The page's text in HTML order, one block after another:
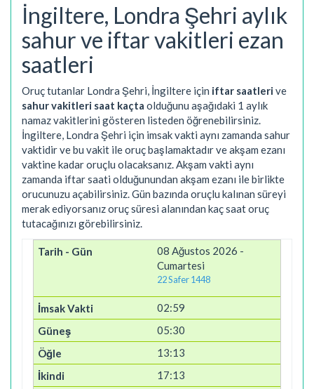
İngiltere, Londra Şehri aylık
sahur ve iftar vakitleri ezan
saatleri
Oruç tutanlar Londra Şehri, İngiltere için iftar saatlerive
sahur vakitleri saat kaçta olduğunu aşağıdaki 1 aylık
namaz vakitlerini gösteren listeden öğrenebilirsiniz.
İngiltere, Londra Şehri için imsak vakti aynı zamanda sahur
vaktidir ve bu vakit ile oruç başlamaktadır ve akşam ezanı
vaktine kadar oruçlu olacaksanız. Akşam vakti aynı
zamanda iftar saati olduğunundan akşam ezanı ile birlikte
orucunuzu açabilirsiniz. Gün bazında oruçlu kalınan süreyi
merak ediyorsanız oruç süresi alanından kaç saat oruç
tutacağınızı görebilirsiniz.
08 Ağustos 2026 -
Cumartesi
22 Safer 1448
02:59
05:30
13:13
17:13